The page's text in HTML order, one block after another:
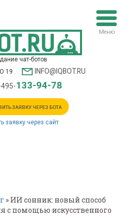
чат-ботов
19
INFO@IQBOT.RU
133-94-78
ЗАЯВКУЧЕРЕЗ БОТА
заявку через сайт
Меню
» ИИ сонник: новый способ
с помощью искусственного